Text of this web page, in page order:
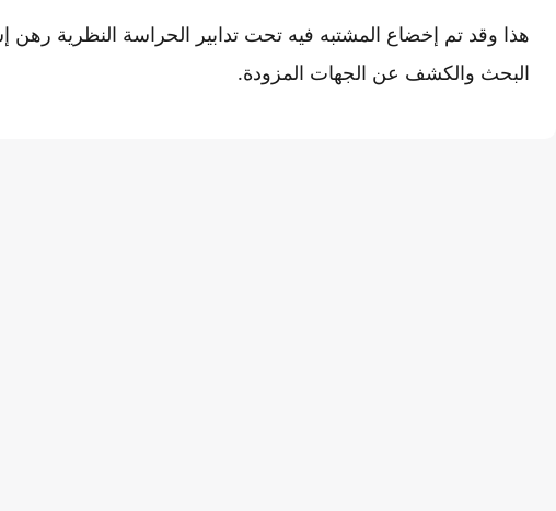
هذا وقد تم إخضاع المشتبه فيه تحت تدابير الحراسة النظرية رهن
البحث والكشف عن الجهات المزودة.